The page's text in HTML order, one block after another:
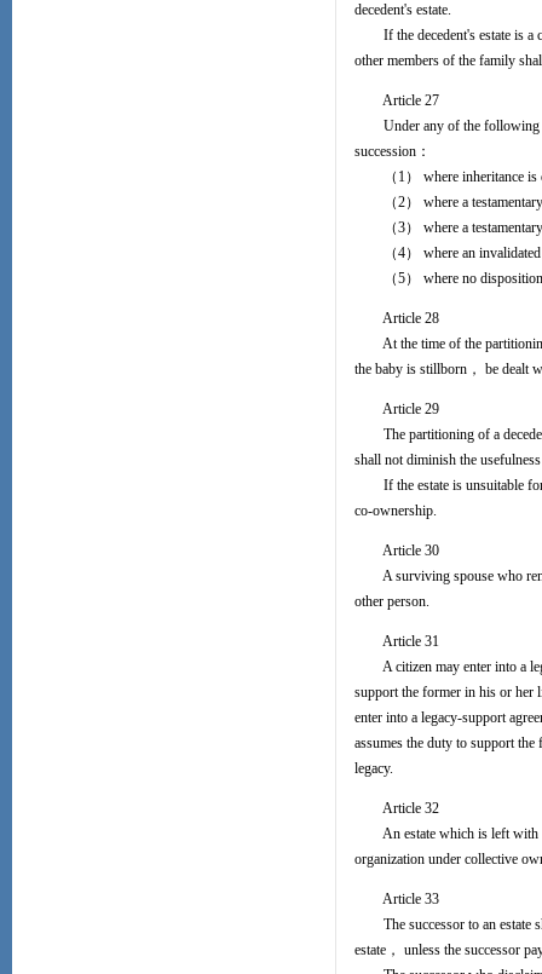
decedent's estate.
If the decedent's estate is a
other members of the family
Article 27
Under any of the following
succession：
（1） where inheritance is
（2） where a testamentary
（3） where a testamentary
（4） where an invalidated
（5） where no disposition
Article 28
At the time of the partitioning
the baby is stillborn， be dealt
Article 29
The partitioning of a
shall not diminish the
If the estate is unsuitable for
co-ownership.
Article 30
A surviving spouse who
other person.
Article 31
A citizen may enter into a
support the former in his or her
enter into a legacy-support
assumes the duty to support
legacy.
Article 32
An estate which is left with
organization under collective
Article 33
The successor to an estate
estate， unless the successor